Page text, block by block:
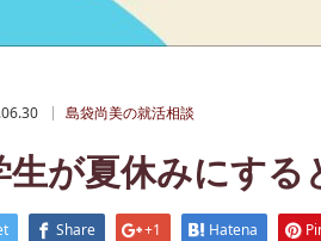
島袋尚美の就活相談
生が夏休みにす
Share +1 Hatena